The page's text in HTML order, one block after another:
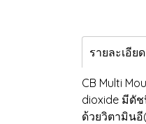
รายละเอีย
CB Multi
dioxide มีดั
ด้วยวิตามินอี